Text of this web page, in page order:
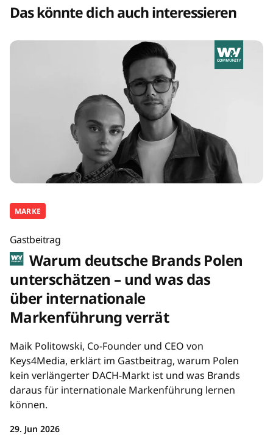
Das könnte dich auch interessieren
MARKE
Gastbeitrag
Warum deutsche Brands Polen
unterschätzen – und was das
über internationale
Markenführung verrät
Maik Politowski, Co-Founder und CEO von
Keys4Media, erklärt im Gastbeitrag, warum Polen
kein verlängerter DACH-Markt ist und was Brands
daraus für internationale Markenführung lernen
können.
29. Jun 2026